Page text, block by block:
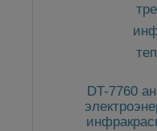
DT-7760